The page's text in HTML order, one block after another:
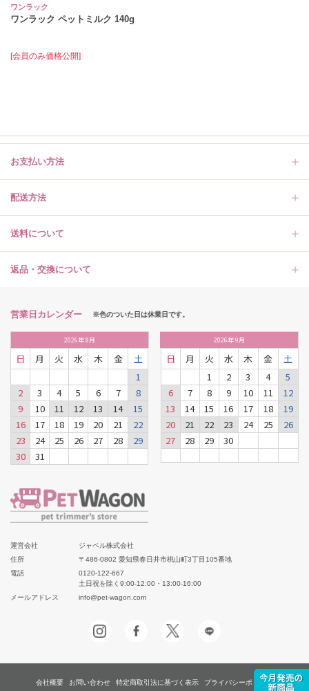
ワンラック
ワンラック ペットミルク 140g
[会員のみ価格公開]
お支払い方法
配送方法
送料について
返品・交換について
営業日カレンダー ※色のついた日は休業日です。
2026年8月
日 月 火 水 木 金
土
1
2
3 4 5 6 7
8
9
10 11 12 13 14
15
16
17 18 19 20 21
22
23
24 25 26 27 28
29
30
31
2026年9月
日 月 火 水 木 金
土
1
2 3 4
5
6
7 8 9 10 11
12
13
14 15 16 17 18
19
20
21 22 23 24 25
26
27
28 29 30
運営会社
ジャペル株式会社
住所
〒486-0802 愛知県春日井市桃山町3丁目105番地
電話
0120-122-667
土日祝を除く9:00-12:00・13:00-16:00
メールアドレス
info@pet-wagon.com
会社概要 お問い合わせ 特定商取引法に基づく表示 プライバシーポリシー